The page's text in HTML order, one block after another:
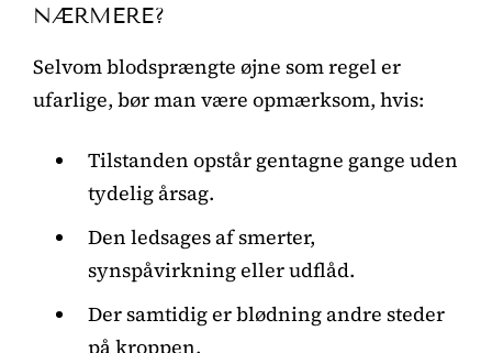
NÆRMERE?
Selvom blodsprængte øjne som regel er
ufarlige, bør man være opmærksom, hvis:
Tilstanden opstår gentagne gange uden
tydelig årsag.
Den ledsages af smerter,
synspåvirkning eller udflåd.
Der samtidig er blødning andre steder
på kroppen.